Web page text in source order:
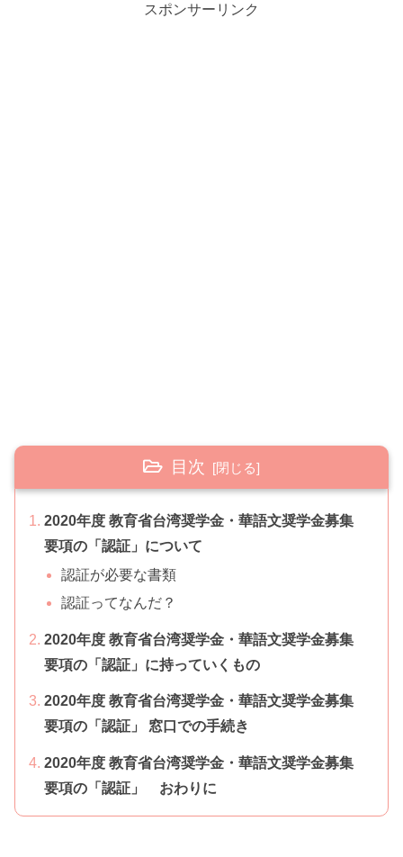
スポンサーリンク
目次
2020年度 教育省台湾奨学金・華語文奨学金募集
要項の「認証」について
認証が必要な書類
認証ってなんだ？
2020年度 教育省台湾奨学金・華語文奨学金募集
要項の「認証」に持っていくもの
2020年度 教育省台湾奨学金・華語文奨学金募集
要項の「認証」 窓口での手続き
2020年度 教育省台湾奨学金・華語文奨学金募集
要項の「認証」 おわりに